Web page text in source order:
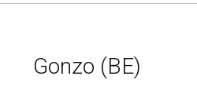
Gonzo (BE)